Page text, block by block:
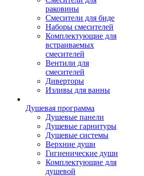
раковины
Смесители для биде
Наборы смесителей
Комплектующие для
встраиваемых
смесителей
Вентили для
смесителей
Диверторы
Изливы для ванны
Душевая программа
Душевые панели
Душевые гарнитуры
Душевые системы
Верхние души
Гигиенические души
Комплектующие для
душевой